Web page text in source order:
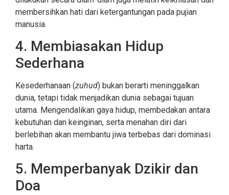
membersihkan hati dari ketergantungan pada pujian
manusia.
4. Membiasakan Hidup
Sederhana
Kesederhanaan (zuhud) bukan berarti meninggalkan
dunia, tetapi tidak menjadikan dunia sebagai tujuan
utama. Mengendalikan gaya hidup, membedakan antara
kebutuhan dan keinginan, serta menahan diri dari
berlebihan akan membantu jiwa terbebas dari dominasi
harta.
5. Memperbanyak Dzikir dan
Doa